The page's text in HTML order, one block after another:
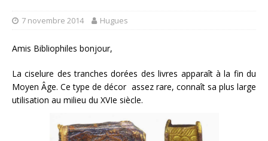
7 novembre 2014 Hugues
Amis Bibliophiles bonjour,
La ciselure des tranches dorées des livres apparaît à la fin du
Moyen Âge. Ce type de décor assez rare, connaît sa plus large
utilisation au milieu du XVIe siècle.